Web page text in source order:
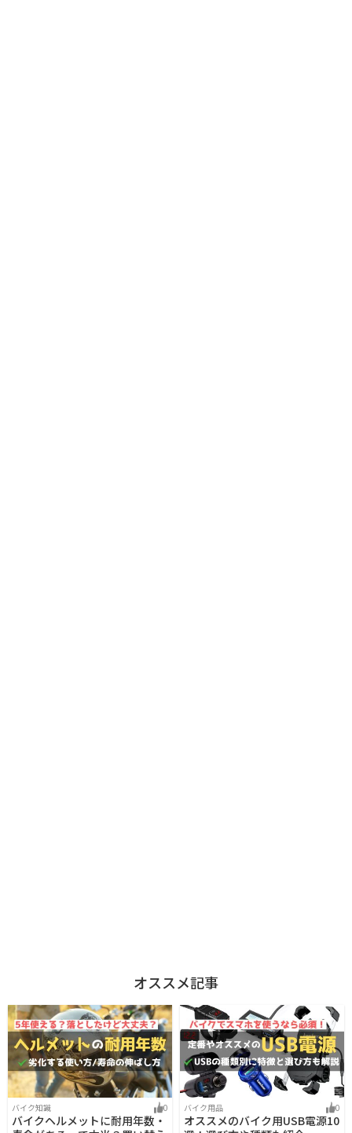
オススメ記事
バイク知識 0
バイクヘルメットに耐用年数・
バイク用品 0
オススメのバイク用USB電源10